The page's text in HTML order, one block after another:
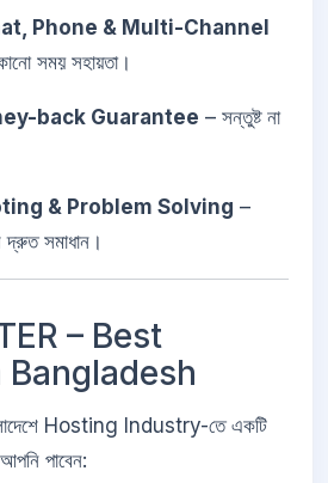
Phone & Multi-Channel
সময় সহায়তা।
back Guarantee – সন্তুষ্ট না
& Problem Solving –
দ্রুত সমাধান।
– Best
Hosting Industry-তে একটি
পাবেন: